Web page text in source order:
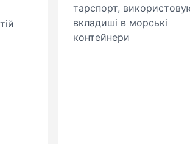
тарспорт,
вкладиші в морські
контейнери